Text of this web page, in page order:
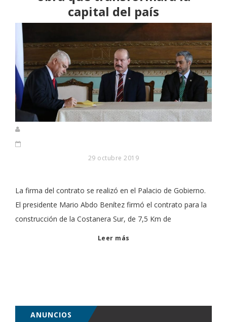
capital del país
29 octubre 2019
La firma del contrato se realizó en el Palacio de Gobierno.
El presidente Mario Abdo Benítez firmó el contrato para la
construcción de la Costanera Sur, de 7,5 Km de
Leer más
ANUNCIOS